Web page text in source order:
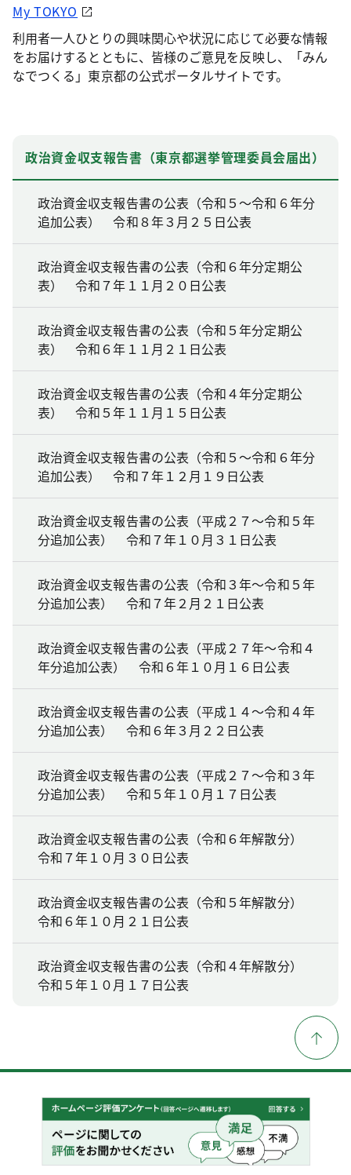
My TOKYO
利用者一人ひとりの興味関心や状況に応じて必要な情報
をお届けするとともに、皆様のご意見を反映し、「みん
なでつくる」東京都の公式ポータルサイトです。
政治資金収支報告書（東京都選挙管理委員会届出）
政治資金収支報告書の公表（令和５～令和６年分
追加公表） 令和８年３月２５日公表
政治資金収支報告書の公表（令和６年分定期公
表） 令和７年１１月２０日公表
政治資金収支報告書の公表（令和５年分定期公
表） 令和６年１１月２１日公表
政治資金収支報告書の公表（令和４年分定期公
表） 令和５年１１月１５日公表
政治資金収支報告書の公表（令和５～令和６年分
追加公表） 令和７年１２月１９日公表
政治資金収支報告書の公表（平成２７～令和５年
分追加公表） 令和７年１０月３１日公表
政治資金収支報告書の公表（令和３年～令和５年
分追加公表） 令和７年２月２１日公表
政治資金収支報告書の公表（平成２７年～令和４
年分追加公表） 令和６年１０月１６日公表
政治資金収支報告書の公表（平成１４～令和４年
分追加公表） 令和６年３月２２日公表
政治資金収支報告書の公表（平成２７～令和３年
分追加公表） 令和５年１０月１７日公表
政治資金収支報告書の公表（令和６年解散分）
令和７年１０月３０日公表
政治資金収支報告書の公表（令和５年解散分）
令和６年１０月２１日公表
政治資金収支報告書の公表（令和４年解散分）
令和５年１０月１７日公表